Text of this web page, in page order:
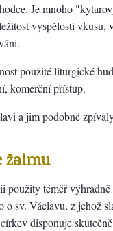
Je mnoho
vyspělosti vkusu,
použité liturgické
komerční přístup.
a jim podobné
žalmu
téměř výhradně
sv. Václavu, z jehož
disponuje